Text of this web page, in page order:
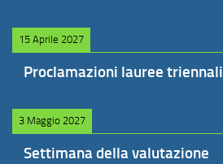
15 Aprile 2027
Proclamazioni lauree triennali
3 Maggio 2027
Settimana della valutazione